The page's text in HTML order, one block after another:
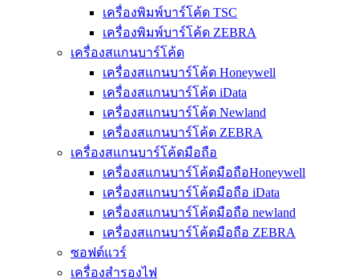
เครื่องพิมพ์บาร์โค้ด TSC
เครื่องพิมพ์บาร์โค้ด ZEBRA
เครื่องสแกนบาร์โค้ด
เครื่องสแกนบาร์โค้ด Honeywell
เครื่องสแกนบาร์โค้ด iData
เครื่องสแกนบาร์โค้ด Newland
เครื่องสแกนบาร์โค้ด ZEBRA
เครื่องสแกนบาร์โค้ดมือถือ
เครื่องสแกนบาร์โค้ดมือถือHoneywell
เครื่องสแกนบาร์โค้ดมือถือ iData
เครื่องสแกนบาร์โค้ดมือถือ newland
เครื่องสแกนบาร์โค้ดมือถือ ZEBRA
ซอฟต์แวร์
เครื่องสำรองไฟ